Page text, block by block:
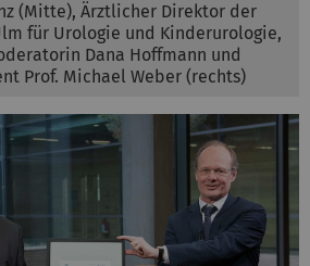
(Mitte), Ärztlicher Direktor der
für Urologie und Kinderurologie,
Dana Hoffmann und
Prof. Michael Weber (rechts)